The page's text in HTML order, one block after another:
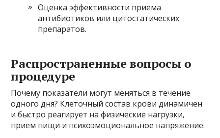
Оценка эффективности приема
антибиотиков или цитостатических
препаратов.
Распространенные вопросы о
процедуре
Почему показатели могут меняться в течение
одного дня? Клеточный состав крови динамичен
и быстро реагирует на физические нагрузки,
прием пищи и психоэмоциональное напряжение.